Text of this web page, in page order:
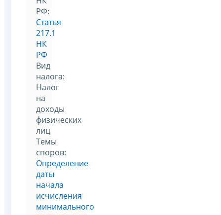
РФ:
Статья
217.1
НК
РФ
Вид
налога:
Налог
на
доходы
физических
лиц
Темы
споров:
Определение
даты
начала
исчисления
минимального